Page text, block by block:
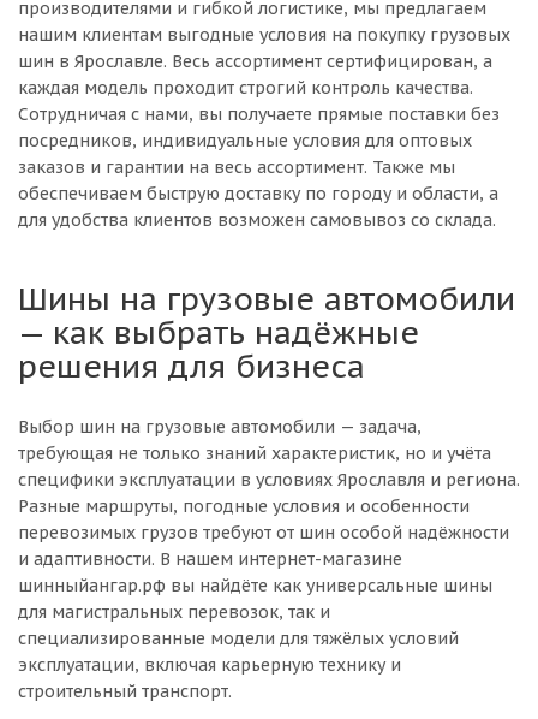
производителями и гибкой логистике, мы предлагаем
нашим клиентам выгодные условия на покупку грузовых
шин в Ярославле. Весь ассортимент сертифицирован, а
каждая модель проходит строгий контроль качества.
Сотрудничая с нами, вы получаете прямые поставки без
посредников, индивидуальные условия для оптовых
заказов и гарантии на весь ассортимент. Также мы
обеспечиваем быструю доставку по городу и области, а
для удобства клиентов возможен самовывоз со склада.
Шины на грузовые автомобили
— как выбрать надёжные
решения для бизнеса
Выбор шин на грузовые автомобили — задача,
требующая не только знаний характеристик, но и учёта
специфики эксплуатации в условиях Ярославля и региона.
Разные маршруты, погодные условия и особенности
перевозимых грузов требуют от шин особой надёжности
и адаптивности. В нашем интернет-магазине
шинныйангар.рф вы найдёте как универсальные шины
для магистральных перевозок, так и
специализированные модели для тяжёлых условий
эксплуатации, включая карьерную технику и
строительный транспорт.